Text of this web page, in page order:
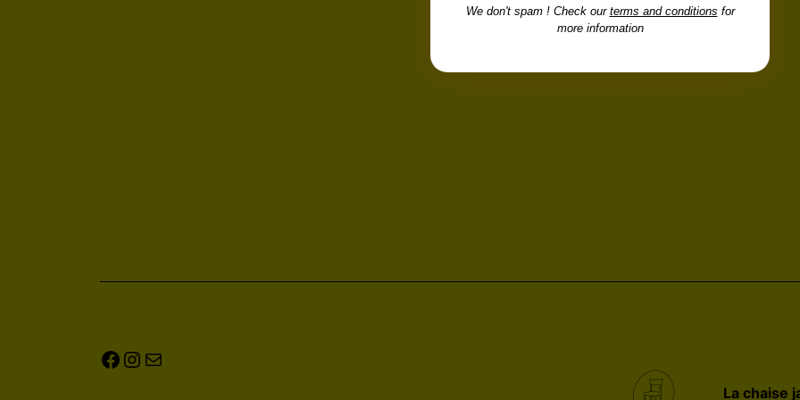
We don't spam ! Check our terms and conditions for
more information
La chaise